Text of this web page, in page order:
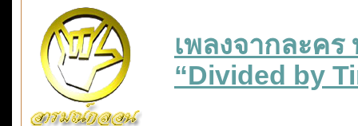
เพลงจากละคร
“Divided by